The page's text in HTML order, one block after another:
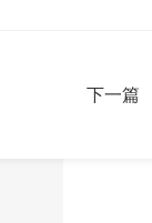
下一篇